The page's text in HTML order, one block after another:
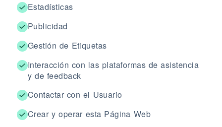
Estadísticas
Publicidad
Gestión de Etiquetas
Interacción con las plataformas de asistencia
y de feedback
Contactar con el Usuario
Crear y operar esta Página Web